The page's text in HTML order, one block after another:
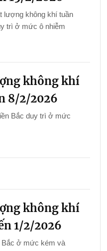
lượng không khí tuần
trì ở mức ô nhiễm
không khí
8/2/2026
Bắc duy trì ở mức
không khí
1/2/2026
Bắc ở mức kém và